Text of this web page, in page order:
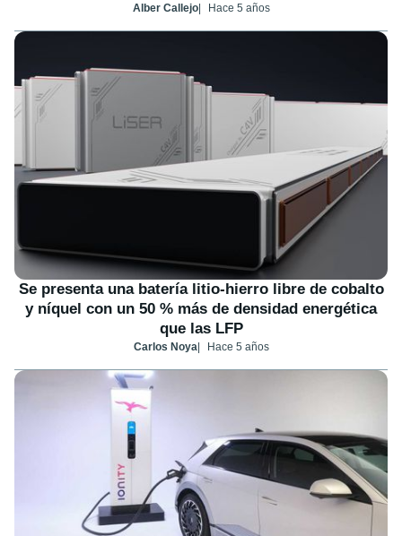
Alber Callejo Hace 5 años
Se presenta una batería litio-hierro libre de cobalto
y níquel con un 50 % más de densidad energética
que las LFP
Carlos Noya Hace 5 años